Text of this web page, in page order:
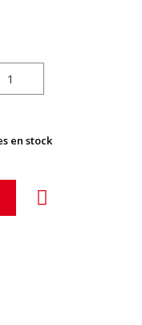
en stock